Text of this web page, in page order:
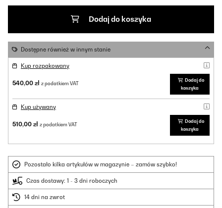
Dodaj do koszyka
Dostępne również w innym stanie
Kup rozpakowany
540,00 zł z podatkiem VAT
Dodaj do
koszyka
Kup używany
510,00 zł z podatkiem VAT
Dodaj do
koszyka
Pozostało kilka artykułów w magazynie – zamów szybko!
Czas dostawy: 1 - 3 dni roboczych
14 dni na zwrot